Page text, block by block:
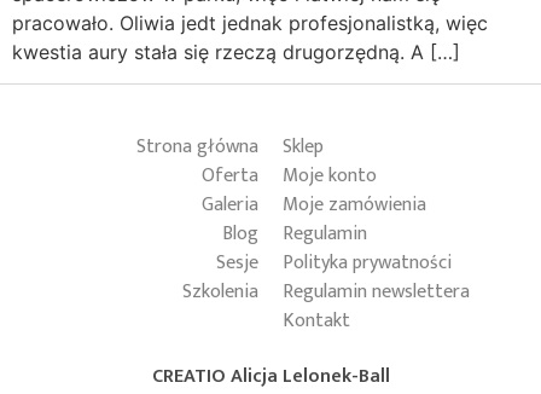
pracowało. Oliwia jedt jednak profesjonalistką, więc
kwestia aury stała się rzeczą drugorzędną. A […]
Strona główna
Oferta
Galeria
Blog
Sesje
Szkolenia
Sklep
Moje konto
Moje zamówienia
Regulamin
Polityka prywatności
Regulamin newslettera
Kontakt
CREATIO Alicja Lelonek-Ball